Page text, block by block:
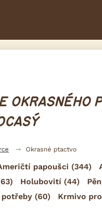
OKRASNÉHO
Okrasné ptactvo
papoušci (344)
Holubovití (44)
potřeby (60) Krmivo